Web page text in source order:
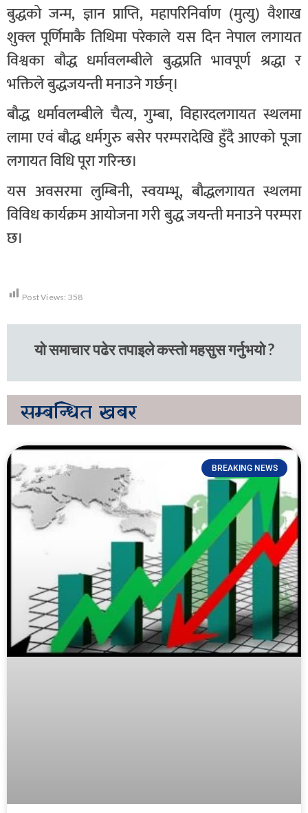
बुद्धको जन्म, ज्ञान प्राप्ति, महापरिनिर्वाण (मुत्यु) वैशाख
शुक्ल पूर्णिमाकै तिथिमा परेकाले यस दिन नेपाल लगायत
विश्वका बौद्ध धर्मावलम्बीले बुद्धप्रति भावपूर्ण श्रद्धा र
भक्तिले बुद्धजयन्ती मनाउने गर्छन्।
बौद्ध धर्मावलम्बीले चैत्य, गुम्बा, विहारदलगायत स्थलमा
लामा एवं बौद्ध धर्मगुरु बसेर परम्परादेखि हुँदै आएको पूजा
लगायत विधि पूरा गरिन्छ।
यस अवसरमा लुम्बिनी, स्वयम्भू, बौद्धलगायत स्थलमा
विविध कार्यक्रम आयोजना गरी बुद्ध जयन्ती मनाउने परम्परा
छ।
Post Views: 358
यो समाचार पढेर तपाइले कस्तो महसुस गर्नुभयो ?
सम्बन्धित खबर
BREAKING NEWS